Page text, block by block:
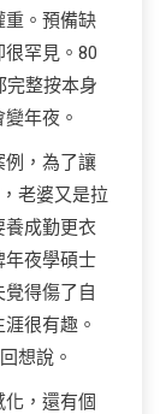
重。預備缺
罕見。80
完整按本身
年夜。
例，為了讓
老婆又是拉
成勤更衣
年夜學碩士
得傷了自
很有趣。
想說。
，還有個